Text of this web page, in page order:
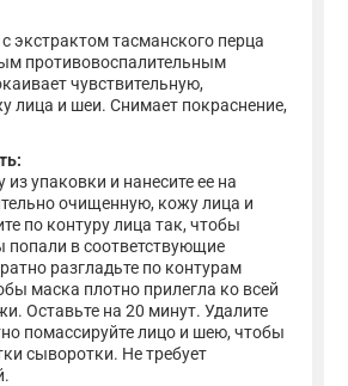
экстрактом тасманского перца
противовоспалительным
чувствительную,
лица и шеи. Снимает покраснение,
из упаковки и нанесите ее на
очищенную, кожу лица и
по контуру лица так, чтобы
попали в соответствующие
разгладьте по контурам
маска плотно прилегла ко всей
Оставьте на 20 минут. Удалите
помассируйте лицо и шею, чтобы
сыворотки. Не требует